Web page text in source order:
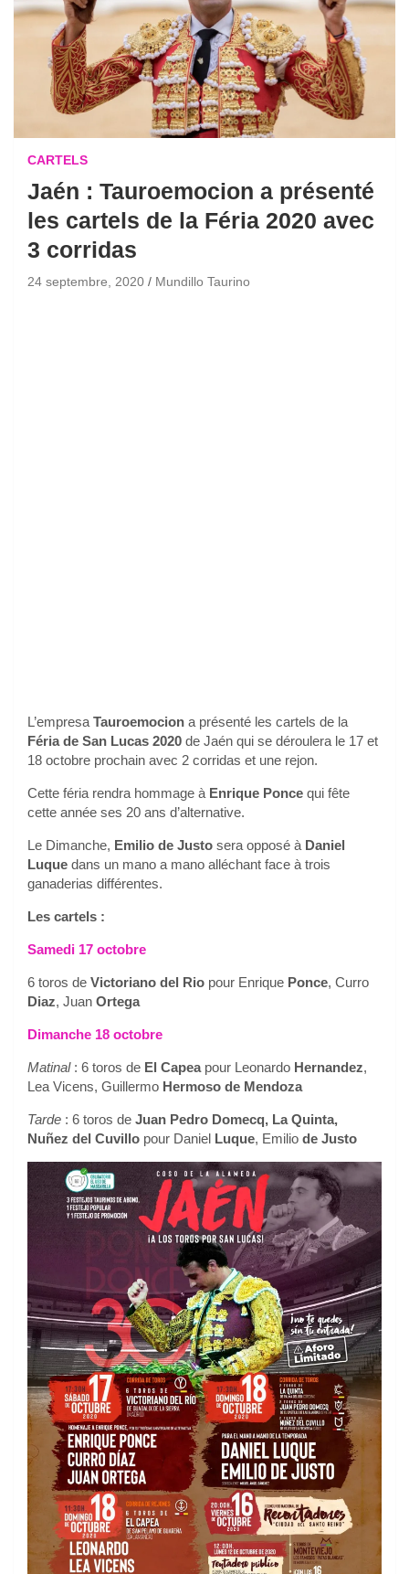
CARTELS
Jaén : Tauroemocion a présenté
les cartels de la Féria 2020 avec
3 corridas
24 septembre, 2020 Mundillo Taurino
L’empresa Tauroemocion a présenté les cartels de la
Féria de San Lucas 2020 de Jaén qui se déroulera le 17 et
18 octobre prochain avec 2 corridas et une rejon.
Cette féria rendra hommage à Enrique Ponce qui fête
cette année ses 20 ans d’alternative.
Le Dimanche, Emilio de Justo sera opposé à Daniel
Luque dans un mano a mano alléchant face à trois
ganaderias différentes.
Les cartels :
Samedi 17 octobre
6 toros de Victoriano del Rio pour Enrique Ponce, Curro
Diaz, Juan Ortega
Dimanche 18 octobre
Matinal : 6 toros de El Capeapour Leonardo Hernandez,
Lea Vicens, Guillermo Hermoso de Mendoza
Tarde : 6 toros de Juan Pedro Domecq, La Quinta,
Nuñez del Cuvillo pour Daniel Luque, Emilio de Justo